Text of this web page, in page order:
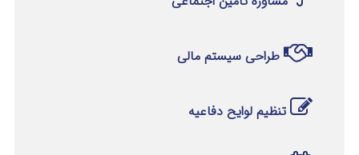
طراحی سیستم مالی
تنظیم لوایح دفاعیه